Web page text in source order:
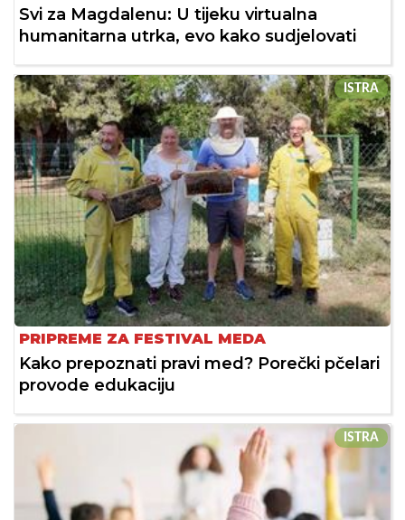
Svi za Magdalenu: U tijeku virtualna
humanitarna utrka, evo kako sudjelovati
ISTRA
PRIPREME ZA FESTIVAL MEDA
Kako prepoznati pravi med? Porečki pčelari
provode edukaciju
ISTRA